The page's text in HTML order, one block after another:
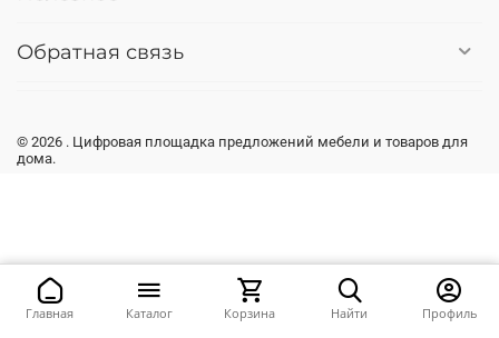
Обратная связь
© 2026 . Цифровая площадка предложений мебели и товаров для
дома.
Главная Каталог Найти
Корзина Профиль